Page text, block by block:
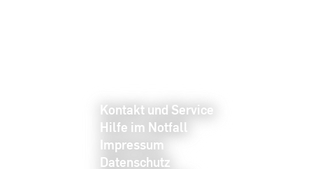
Kontakt und Service
Hilfe im Notfall
Impressum
Datenschutz